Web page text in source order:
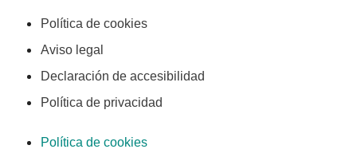
Política de cookies
Aviso legal
Declaración de accesibilidad
Política de privacidad
Política de cookies